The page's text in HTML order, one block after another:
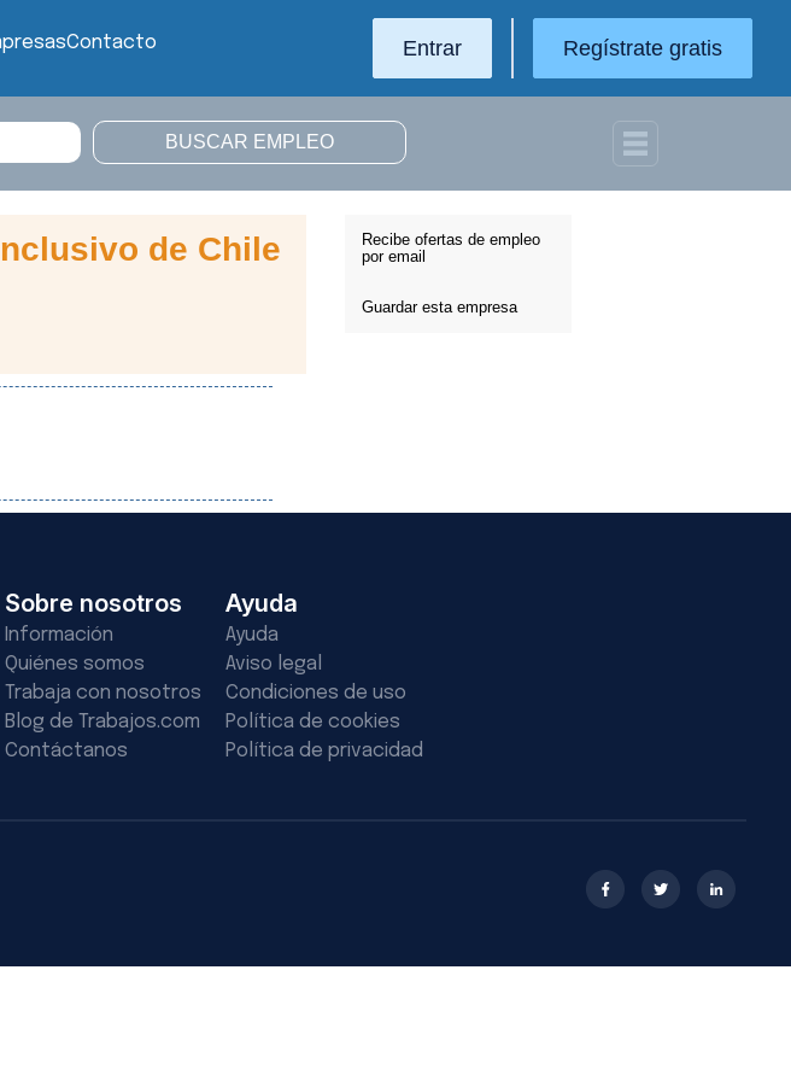
Contacto Entrar Regístrate gratis
Recibe ofertas de empleo
por email
Guardar esta empresa
de Chile
Sobre nosotros
Información
Quiénes somos
Trabaja con nosotros
Blog de Trabajos.com
Contáctanos
Ayuda
Ayuda
Aviso legal
Condiciones de uso
Política de cookies
Política de privacidad